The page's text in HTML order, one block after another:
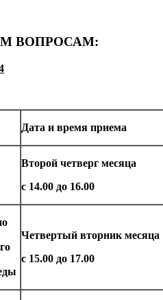
ВОПРОСАМ:
Дата и время приема
Второй четверг месяца
с 14.00 до 16.00
Четвертый вторник месяца
с 15.00 до 17.00